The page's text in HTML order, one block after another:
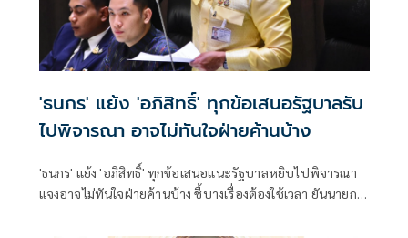
'ธนกร' แย้ง 'อภิสิทธิ์' ทุกข้อเสนอรัฐบาลรับ
ไปพิจารณา อาจไม่ทันใจฝ่ายค้านบ้าง
'ธนกร' แย้ง 'อภิสิทธิ์' ทุกข้อเสนอแนะรัฐบาลหยิบไปพิจารณา
แจงอาจไม่ทันใจฝ่ายค้านบ้าง ชี้บางเรื่องต้องใช้เวลา ยันนายกฯ